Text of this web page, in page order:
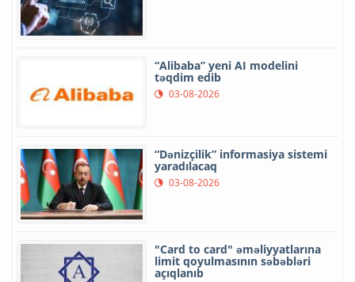
“Alibaba” yeni AI modelini
təqdim edib
03-08-2026
“Dənizçilik” informasiya sistemi
yaradılacaq
03-08-2026
"Card to card" əməliyyatlarına
limit qoyulmasının səbəbləri
açıqlanıb